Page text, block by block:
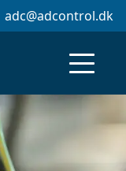
adc@adcontrol.dk